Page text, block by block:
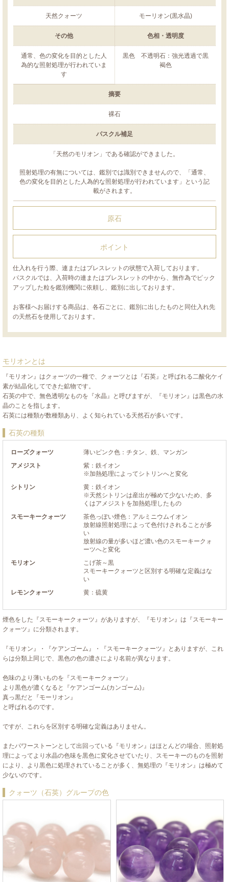
天然クォーツ モーリオン(黒水晶)
その他 色相・透明度
通常、色の変化を目的とした人
為的な照射処理が行われていま
す
黒色 不透明石：強光透過で黒
褐色
摘要
裸石
パスクル補足
「天然のモリオン」である確認ができました。
照射処理の有無については、鑑別では識別できませんので、「通常、
色の変化を目的とした人為的な照射処理が行われています」という記
載がされます。
原石
ポイント
仕入れを行う際、連またはブレスレットの状態で入荷しております。
パスクルでは、入荷時の連またはブレスレットの中から、無作為でピック
アップした粒を鑑別機関に依頼し、鑑別に出しております。
お客様へお届けする商品は、各石ごとに、鑑別に出したものと同仕入れ先
の天然石を使用しております。
モリオンとは
『モリオン』はクォーツの一種で、クォーツとは『石英』と呼ばれる二酸化ケイ
素が結晶化してできた鉱物です。
石英の中で、無色透明なものを『水晶』と呼びますが、『モリオン』は黒色の水
晶のことを指します。
石英には種類が数種類あり、よく知られている天然石が多いです。
石英の種類
ローズクォーツ
薄いピンク色：チタン、鉄、マンガン
アメジスト
紫：鉄イオン
※加熱処理によってシトリンへと変化
シトリン
黄：鉄イオン
※天然シトリンは産出が極めて少ないため、多
くはアメジストを加熱処理したもの
スモーキークォーツ
茶色っぽい煙色：アルミニウムイオン
放射線照射処理によって色付けされることが多
い
放射線の量が多いほど濃い色のスモーキークォ
ーツへと変化
モリオン
こげ茶～黒
スモーキークォーツと区別する明確な定義はな
い
レモンクォーツ
黄：硫黄
煙色をした『スモーキークォーツ』がありますが、『モリオン』は『スモーキー
クォーツ』に分類されます。
『モリオン』・『ケアンゴーム』・『スモーキークォーツ』とありますが、これ
らは分類上同じで、黒色の色の濃さにより名前が異なります。
色味のより薄いものを『スモーキークォーツ』
より黒色が濃くなると『ケアンゴーム(カンゴーム)』
真っ黒だと『モーリオン』
と呼ばれるのです。
ですが、これらを区別する明確な定義はありません。
またパワーストーンとして出回っている『モリオン』はほとんどの場合、照射処
理によってより水晶の色味を黒色に変化させていたり、スモーキーのものを照射
により、より黒色に処理されていることが多く、無処理の『モリオン』は極めて
少ないのです。
クォーツ（石英）グループの色